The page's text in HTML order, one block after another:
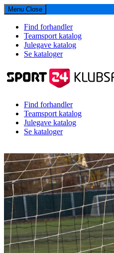
Menu Close
Find forhandler
Teamsport katalog
Julegave katalog
Se kataloger
Find forhandler
Teamsport katalog
Julegave katalog
Se kataloger